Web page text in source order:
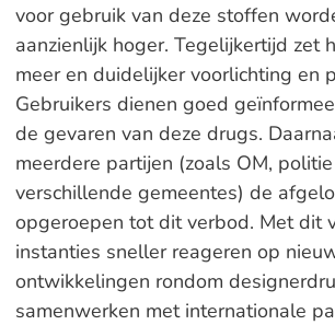
voor gebruik van deze stoffen
aanzienlijk hoger. Tegelijkertijd zet
meer en duidelijker voorlichting en
Gebruikers dienen goed
de gevaren van deze drugs.
meerdere partijen (zoals OM,
verschillende gemeentes) de
opgeroepen tot dit verbod. Met dit
instanties sneller reageren op
ontwikkelingen rondom
samenwerken met internationale